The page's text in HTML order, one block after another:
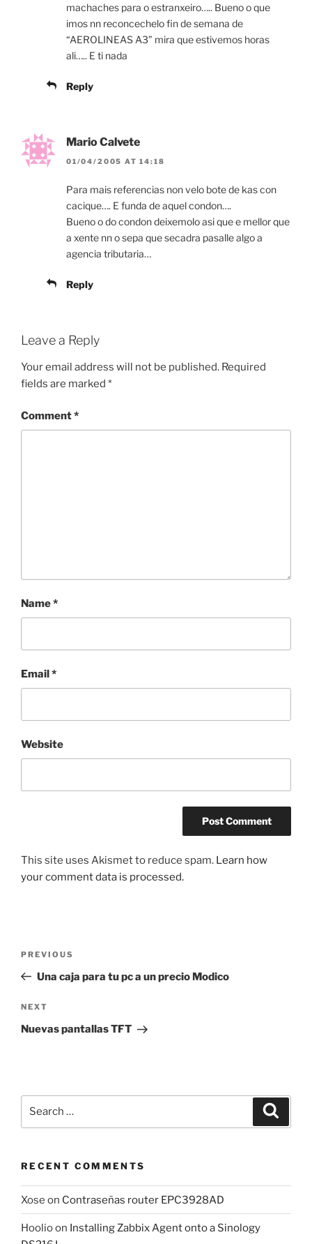
machaches para o estranxeiro….. Bueno o que
imos nn reconcechelo fin de semana de
“AEROLINEAS A3” mira que estivemos horas
ali….. E ti nada
Reply
Mario Calvete
01/04/2005 AT 14:18
Para mais referencias non velo bote de kas con
cacique…. E funda de aquel condon….
Bueno o do condon deixemolo asi que e mellor que
a xente nn o sepa que secadra pasalle algo a
agencia tributaria…
Reply
Leave a Reply
Your email address will not be published. Required
fields are marked *
Comment*
Name*
Email*
Website
This site uses Akismet to reduce spam. Learn how
your comment data is processed.
Previous
Post
PREVIOUS
Una caja para tu pc a un precio Modico
Next
Post
NEXT
Nuevas pantallas TFT
RECENT COMMENTS
Xose on Contraseñas router EPC3928AD
Hoolioon Installing Zabbix Agent onto a Sinology